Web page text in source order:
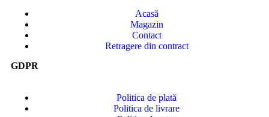
Acasă
Magazin
Contact
Retragere din contract
GDPR
Politica de plată
Politica de livrare